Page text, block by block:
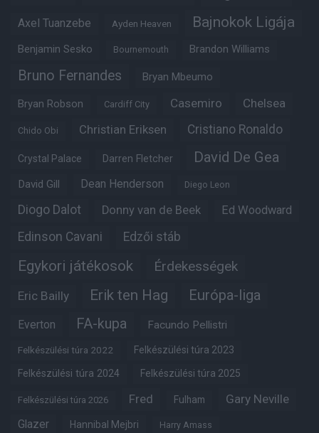
Axel Tuanzebe Ayden Heaven Bajnokok Ligája
Benjamin Sesko Bournemouth Brandon Williams
Bruno Fernandes Bryan Mbeumo
Bryan Robson Cardiff City Casemiro Chelsea
Chido Obi Christian Eriksen Cristiano Ronaldo
Crystal Palace Darren Fletcher David De Gea
David Gill Dean Henderson Diego Leon
Diogo Dalot Donny van de Beek Ed Woodward
Edinson Cavani Edzői stáb
Egykori játékosok Érdekességek
Eric Bailly Erik ten Hag Európa-liga
Everton FA-kupa Facundo Pellistri
Felkészülési túra 2022 Felkészülési túra 2023
Felkészülési túra 2024 Felkészülési túra 2025
Felkészülési túra 2026 Fred Fulham Gary Neville
Glazer Hannibal Mejbri Harry Amass